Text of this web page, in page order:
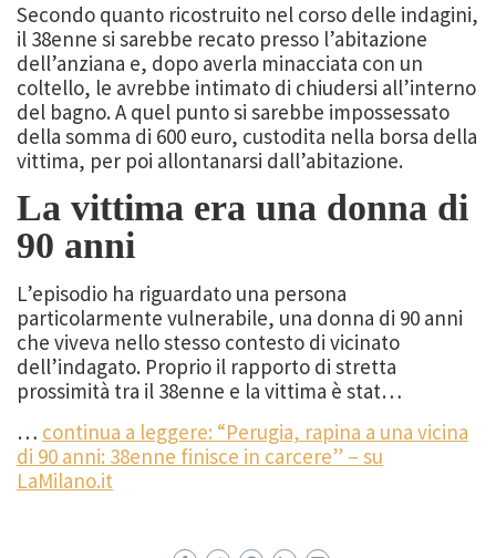
Secondo quanto ricostruito nel corso delle indagini,
il 38enne si sarebbe recato presso l’abitazione
dell’anziana e, dopo averla minacciata con un
coltello, le avrebbe intimato di chiudersi all’interno
del bagno. A quel punto si sarebbe impossessato
della somma di 600 euro, custodita nella borsa della
vittima, per poi allontanarsi dall’abitazione.
La vittima era una donna di
90 anni
L’episodio ha riguardato una persona
particolarmente vulnerabile, una donna di 90 anni
che viveva nello stesso contesto di vicinato
dell’indagato. Proprio il rapporto di stretta
prossimità tra il 38enne e la vittima è stat…
… continua a leggere: “Perugia, rapina a una vicina
di 90 anni: 38enne finisce in carcere” – su
LaMilano.it